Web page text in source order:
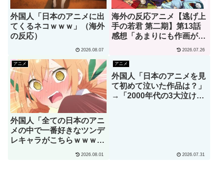
外国人「日本のアニメに出
てくるネコｗｗｗ」（海外
の反応）
2026.08.07
海外の反応アニメ【逃げ上
手の若君 第二期】第13話
感想「あまりにも作画が良
すぎて実写かと思っちゃっ
2026.07.26
アニメ
外国人「全ての日本のアニ
メの中で一番好きなツンデ
レキャラがこちらｗｗｗ」
2026.08.01
アニメ
外国人「日本のアニメを見
て初めて泣いた作品は？」
→「2000年代の3大泣ける
2026.07.31